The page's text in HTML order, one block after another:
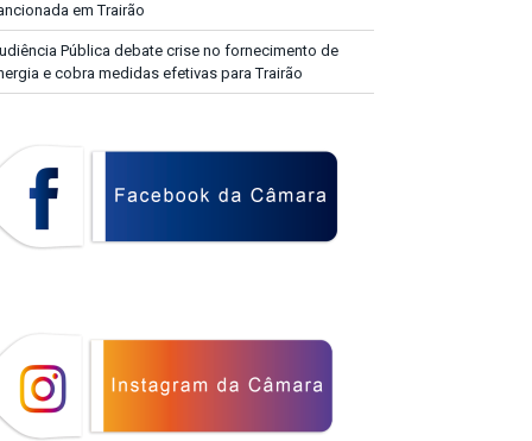
em Trairão
Pública debate crise no fornecimento de
e cobra medidas efetivas para Trairão